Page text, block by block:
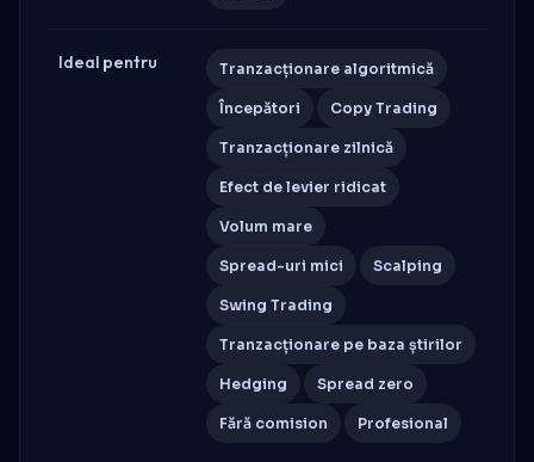
Ideal pentru Tranzacționare algoritmică
Începători Copy Trading
Tranzacționare zilnică
Efect de levier ridicat
Volum mare
Spread-uri mici Scalping
Swing Trading
Tranzacționare pe baza știrilor
Hedging Spread zero
Fără comision Profesional